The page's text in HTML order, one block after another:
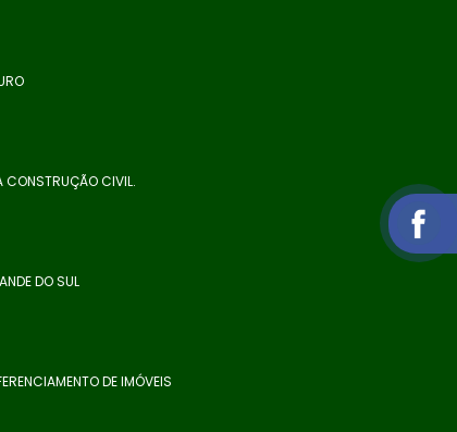
CONSTRUÇÃO CIVIL.
DO SUL
DE IMÓVEIS